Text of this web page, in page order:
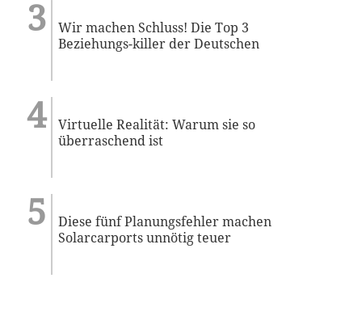
Wir machen Schluss! Die Top 3
Beziehungs-killer der Deutschen
Virtuelle Realität: Warum sie so
überraschend ist
Diese fünf Planungsfehler machen
Solarcarports unnötig teuer